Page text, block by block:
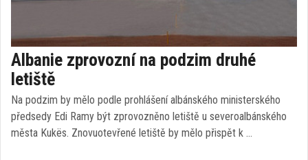
Albanie zprovozní na podzim druhé
letiště
Na podzim by mělo podle prohlášení albánského ministerského
předsedy Edi Ramy být zprovozněno letiště u severoalbánského
města Kukës. Znovuotevřené letiště by mělo přispět k …